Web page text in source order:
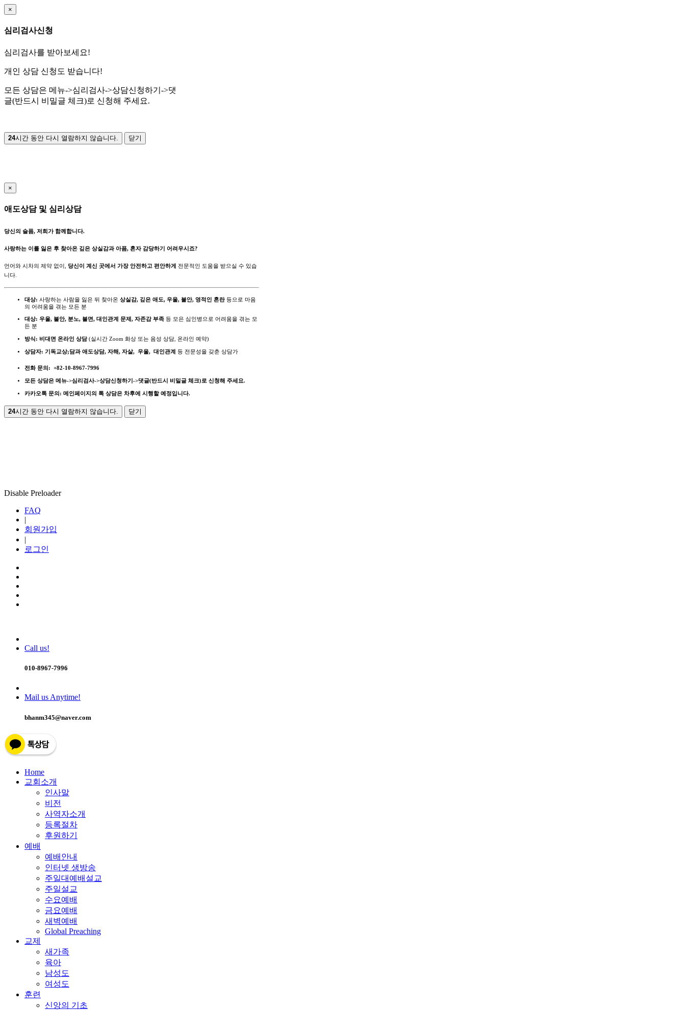
×
심리검사신청
심리검사를 받아보세요!
개인 상담 신청도 받습니다!
모든 상담은 메뉴->심리검사->상담신청하기->댓
글(반드시 비밀글 체크)로 신청해 주세요.
24시간 동안 다시 열람하지 않습니다. 닫기
×
애도상담 및 심리상담
당신의 슬픔, 저희가 함께합니다.
사랑하는 이를 잃은 후 찾아온 깊은 상실감과 아픔, 혼자 감당하기 어려우시죠?
언어와 시차의 제약 없이, 당신이 계신 곳에서 가장 안전하고 편안하게
전문적인 도움을 받으실 수 있습
니다.
대상: 사랑하는 사람을 잃은 뒤 찾아온 상실감, 깊은 애도, 우울, 불안, 영적인 혼란등으로 마음
의 어려움을 겪는 모든 분
대상: 우울, 불안, 분노, 불면, 대인관계 문제, 자존감 부족 등 모은 심인병으로 어려움을 겪는 모
든 분
방식: 비대면 온라인 상담(실시간 Zoom 화상 또는 음성 상담, 온라인 예약)
상담자: 기독교상;담과 애도상담, 자해, 자살, 우울, 대인관계 등 전문성을 갖춘 상담가
전화 문의: +82-10-8967-7996
모든 상담은 메뉴->심리검사->상담신청하기->댓글(반드시 비밀글 체크)로 신청해 주세요.
카카오톡 문의: 메인페이지의 톡 상담은 차후에 시행할 예정입니다.
24시간 동안 다시 열람하지 않습니다. 닫기
Disable Preloader
FAQ
|
회원가입
|
로그인
Call us!
010-8967-7996
Mail us Anytime!
bhanm345@naver.com
Home
교회소개
인사말
비전
사역자소개
등록절차
후원하기
예배
예배안내
인터넷 생방송
주일대예배설교
주일설교
수요예배
금요예배
새벽예배
Global Preaching
교제
새가족
육아
남성도
여성도
훈련
신앙의 기초